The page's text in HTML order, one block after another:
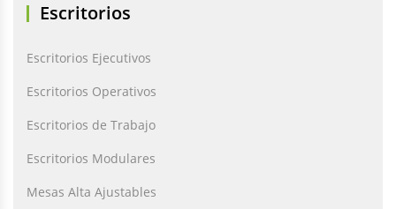
Escritorios
Escritorios Ejecutivos
Escritorios Operativos
Escritorios de Trabajo
Escritorios Modulares
Mesas Alta Ajustables